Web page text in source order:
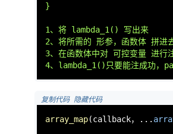
}
1、将 lambda_1() 写出来
2、将所需的 形参，函数体 拼进
3、在函数体中对 可控变量 进行
4、lambda_1()只要能注成功，
复制代码 隐藏代码
array_map(callback，...